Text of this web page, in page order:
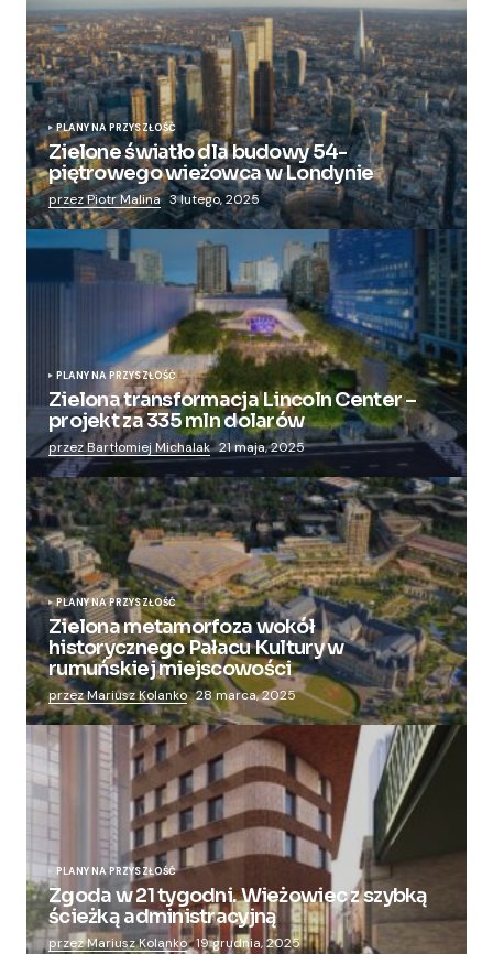
PLANY NA PRZYSZŁOŚĆ
Zielone światło dla budowy 54-
piętrowego wieżowca w Londynie
przez Piotr Malina 3 lutego, 2025
PLANY NA PRZYSZŁOŚĆ
Zielona transformacja Lincoln Center –
projekt za 335 mln dolarów
przez Bartłomiej Michalak 21 maja, 2025
PLANY NA PRZYSZŁOŚĆ
Zielona metamorfoza wokół
historycznego Pałacu Kultury w
rumuńskiej miejscowości
przez Mariusz Kolanko 28 marca, 2025
PLANY NA PRZYSZŁOŚĆ
Zgoda w 21 tygodni. Wieżowiec z szybką
ścieżką administracyjną
przez Mariusz Kolanko 19 grudnia, 2025